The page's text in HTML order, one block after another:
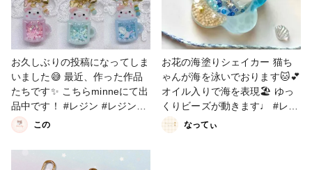
お久しぶりの投稿になってしま
いました😅 最近、作った作品
たちです✨ こちらminneにて出
品中です！ #レジン #レジンキ
ーホルダー #シャカシャカキー
ホルダー #シェイカーキーホル
ダー
この
お花の海塗りシェイカー 猫ち
ゃんが海を泳いでおります🐱💕
オイル入りで海を表現🏖️ ゆっ
くりビーズが動きます♩ #レジ
ン作品夏のコンテスト #キーホ
ルダー #小物・雑貨 #シェイカ
なってぃ